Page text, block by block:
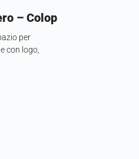
– Colop
per
con logo,